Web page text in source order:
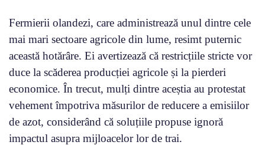
Fermierii olandezi, care administrează unul dintre cele
mai mari sectoare agricole din lume, resimt puternic
această hotărâre. Ei avertizează că restricțiile stricte vor
duce la scăderea producției agricole și la pierderi
economice. În trecut, mulți dintre aceștia au protestat
vehement împotriva măsurilor de reducere a emisiilor
de azot, considerând că soluțiile propuse ignoră
impactul asupra mijloacelor lor de trai.